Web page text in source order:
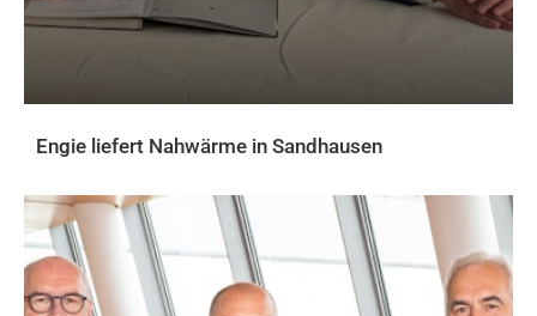
Engie liefert Nahwärme in Sandhausen